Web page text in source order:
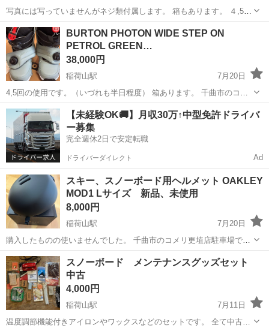
写真には写っていませんがネジ類付属します。 箱もあります。 ４,5回
使用しました。 千曲市のコメリ更埴店駐車場でお取り引き希望です。
長野 千曲市
BURTON PHOTON WIDE STEP ON
PETROL GREEN…
38,000円
稲荷山駅
7月20日
4,5回の使用です。（いづれも半日程度） 箱あります。 千曲市のコメ
リ更埴店駐車場でお取り引き希望です。
長野 千曲市 稲荷山駅 スノーボード BURTON
【未経験OK🚚】月収30万↑中型免許ドライバ
ー募集
完全週休2日で安定転職
ドライバーダイレクト Ad
スキー、スノーボード用ヘルメット OAKLEY
MOD1 Lサイズ 新品、未使用
8,000円
稲荷山駅
7月20日
購入したものの使いませんでした。 千曲市のコメリ更埴店駐車場でお
取り引き希望です。
長野 千曲市 稲荷山駅 スノーボード ヘルメット
スノーボード メンテナンスグッズセット
中古
4,000円
稲荷山駅
7月11日
温度調節機能付きアイロンやワックスなどのセットです。 全て中古